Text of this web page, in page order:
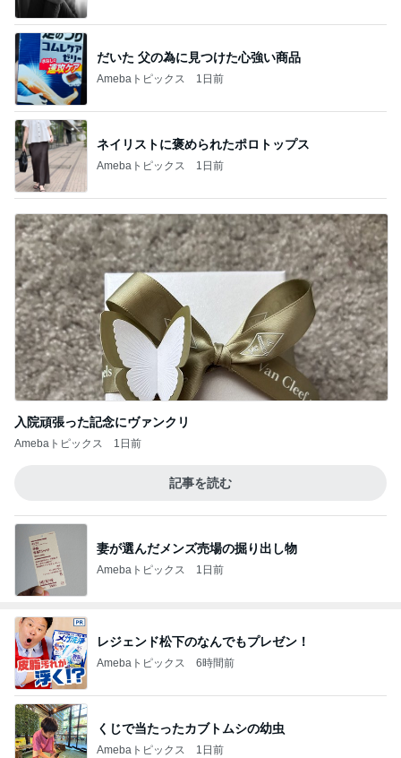
だいた 父の為に見つけた心強い商品
Amebaトピックス 1日前
ネイリストに褒められたポロトップス
Amebaトピックス 1日前
入院頑張った記念にヴァンクリ
Amebaトピックス 1日前
記事を読む
妻が選んだメンズ売場の掘り出し物
Amebaトピックス 1日前
レジェンド松下のなんでもプレゼン！
Amebaトピックス 6時間前
くじで当たったカブトムシの幼虫
Amebaトピックス 1日前